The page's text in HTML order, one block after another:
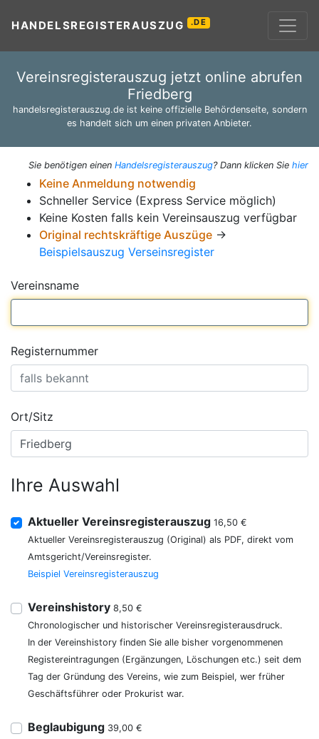
HANDELSREGISTERAUSZUG .DE
Vereinsregisterauszug jetzt online abrufen
Friedberg
handelsregisterauszug.de ist keine offizielle Behördenseite, sondern
es handelt sich um einen privaten Anbieter.
Sie benötigen einen Handelsregisterauszug? Dann klicken Sie hier
Keine Anmeldung notwendig
Schneller Service (Express Service möglich)
Keine Kosten falls kein Vereinsauszug verfügbar
Original rechtskräftige Auszüge →
Beispielsauszug Verseinsregister
Vereinsname
Registernummer
Ort/Sitz
Ihre Auswahl
Aktueller Vereinsregisterauszug 16,50 €
Aktueller Vereinsregisterauszug (Original) als PDF, direkt vom
Amtsgericht/Vereinsregister.
Beispiel Vereinsregisterauszug
Vereinshistory 8,50 €
Chronologischer und historischer Vereinsregisterausdruck.
In der Vereinshistory finden Sie alle bisher vorgenommenen
Registereintragungen (Ergänzungen, Löschungen etc.) seit dem
Tag der Gründung des Vereins, wie zum Beispiel, wer früher
Geschäftsführer oder Prokurist war.
Beglaubigung 39,00 €